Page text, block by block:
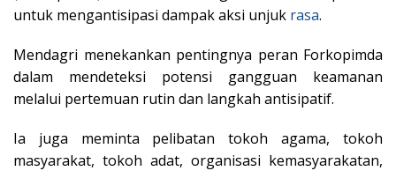
untuk mengantisipasi dampak aksi unjuk rasa.
Mendagri menekankan pentingnya peran Forkopimda
dalam mendeteksi potensi gangguan keamanan
melalui pertemuan rutin dan langkah antisipatif.
Ia juga meminta pelibatan tokoh agama, tokoh
masyarakat, tokoh adat, organisasi kemasyarakatan,